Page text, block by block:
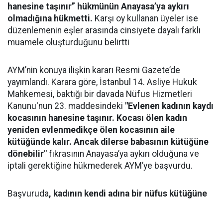
hanesine taşınır” hükmünün Anayasa’ya aykırı
olmadığına hükmetti. Karşı oy kullanan üyeler ise
düzenlemenin eşler arasında cinsiyete dayalı farklı
muamele oluşturduğunu belirtti
AYM’nin konuya ilişkin kararı Resmi Gazete’de
yayımlandı. Karara göre, İstanbul 14. Asliye Hukuk
Mahkemesi, baktığı bir davada Nüfus Hizmetleri
Kanunu'nun 23. maddesindeki "Evlenen kadının kaydı
kocasının hanesine taşınır. Kocası ölen kadın
yeniden evlenmedikçe ölen kocasının aile
kütüğünde kalır. Ancak dilerse babasının kütüğüne
dönebilir" fıkrasının Anayasa’ya aykırı olduğuna ve
iptali gerektiğine hükmederek AYM’ye başvurdu.
Başvuruda, kadının kendi adına bir nüfus kütüğüne